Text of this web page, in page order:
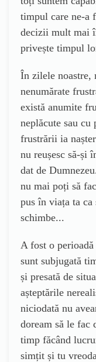
timpul care ne-a
decizii mult mai
privește timpul
În zilele noastre,
nenumărate
există anumite
neplăcute sau cu
frustrării ia
nu reușesc să-și
dat de
nu mai poți să
pus în viața ta ca
schimbe...
A fost o
sunt subjugată
și presată de
așteptările
niciodată nu
doream să le fac
timp făcând
simțit și tu